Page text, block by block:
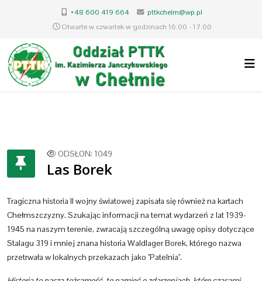
+48 600 419 664
pttkchelm@wp.pl
Otwarte w czwartek w godzinach 16.00 - 17.00
ODSŁON: 1049
Las Borek
Tragiczna historia II wojny światowej zapisała się również na kartach
Chełmszczyzny. Szukając informacji na temat wydarzeń z lat 1939-
1945 na naszym terenie, zwracają szczególną uwagę opisy dotyczące
Stalagu 319 i mniej znana historia Waldlager Borek, którego nazwa
przetrwała w lokalnych przekazach jako "Patelnia".